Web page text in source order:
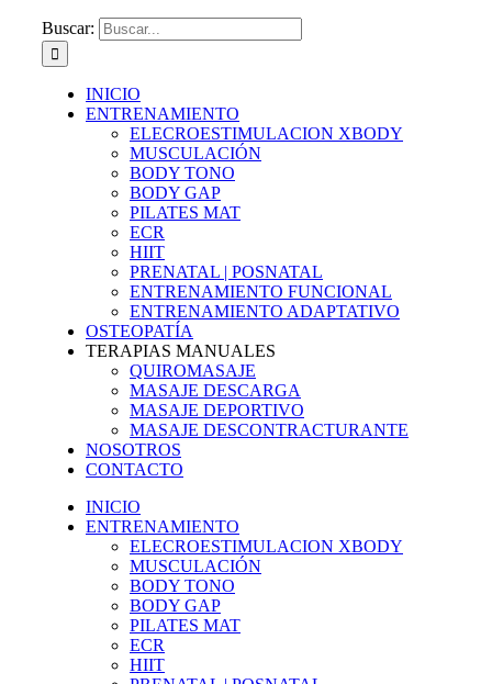
Buscar:
INICIO
ENTRENAMIENTO
ELECROESTIMULACION XBODY
MUSCULACIÓN
BODY TONO
BODY GAP
PILATES MAT
ECR
HIIT
PRENATAL | POSNATAL
ENTRENAMIENTO FUNCIONAL
ENTRENAMIENTO ADAPTATIVO
OSTEOPATÍA
TERAPIAS MANUALES
QUIROMASAJE
MASAJE DESCARGA
MASAJE DEPORTIVO
MASAJE DESCONTRACTURANTE
NOSOTROS
CONTACTO
INICIO
ENTRENAMIENTO
ELECROESTIMULACION XBODY
MUSCULACIÓN
BODY TONO
BODY GAP
PILATES MAT
ECR
HIIT